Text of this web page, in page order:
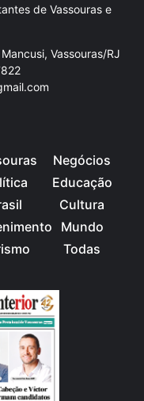
de Vassouras e
Vassouras/RJ
Negócios
Educação
Cultura
Mundo
Todas